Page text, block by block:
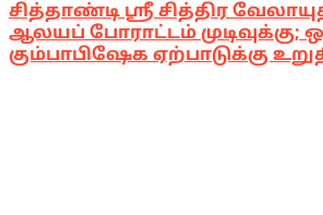
சித்தாண்டி ஸ்ரீ சித்திர
ஆலயப் போராட்டம் முடிவுக்கு;
கும்பாபிஷேக ஏற்பாடுக்கு